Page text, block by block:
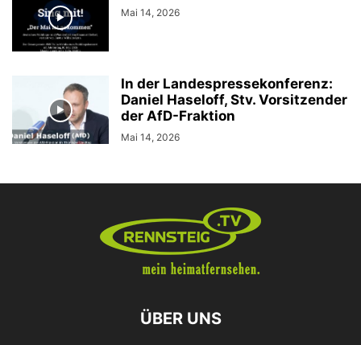
Mai 14, 2026
In der Landespressekonferenz:
Daniel Haseloff, Stv. Vorsitzender
der AfD-Fraktion
Mai 14, 2026
ÜBER UNS